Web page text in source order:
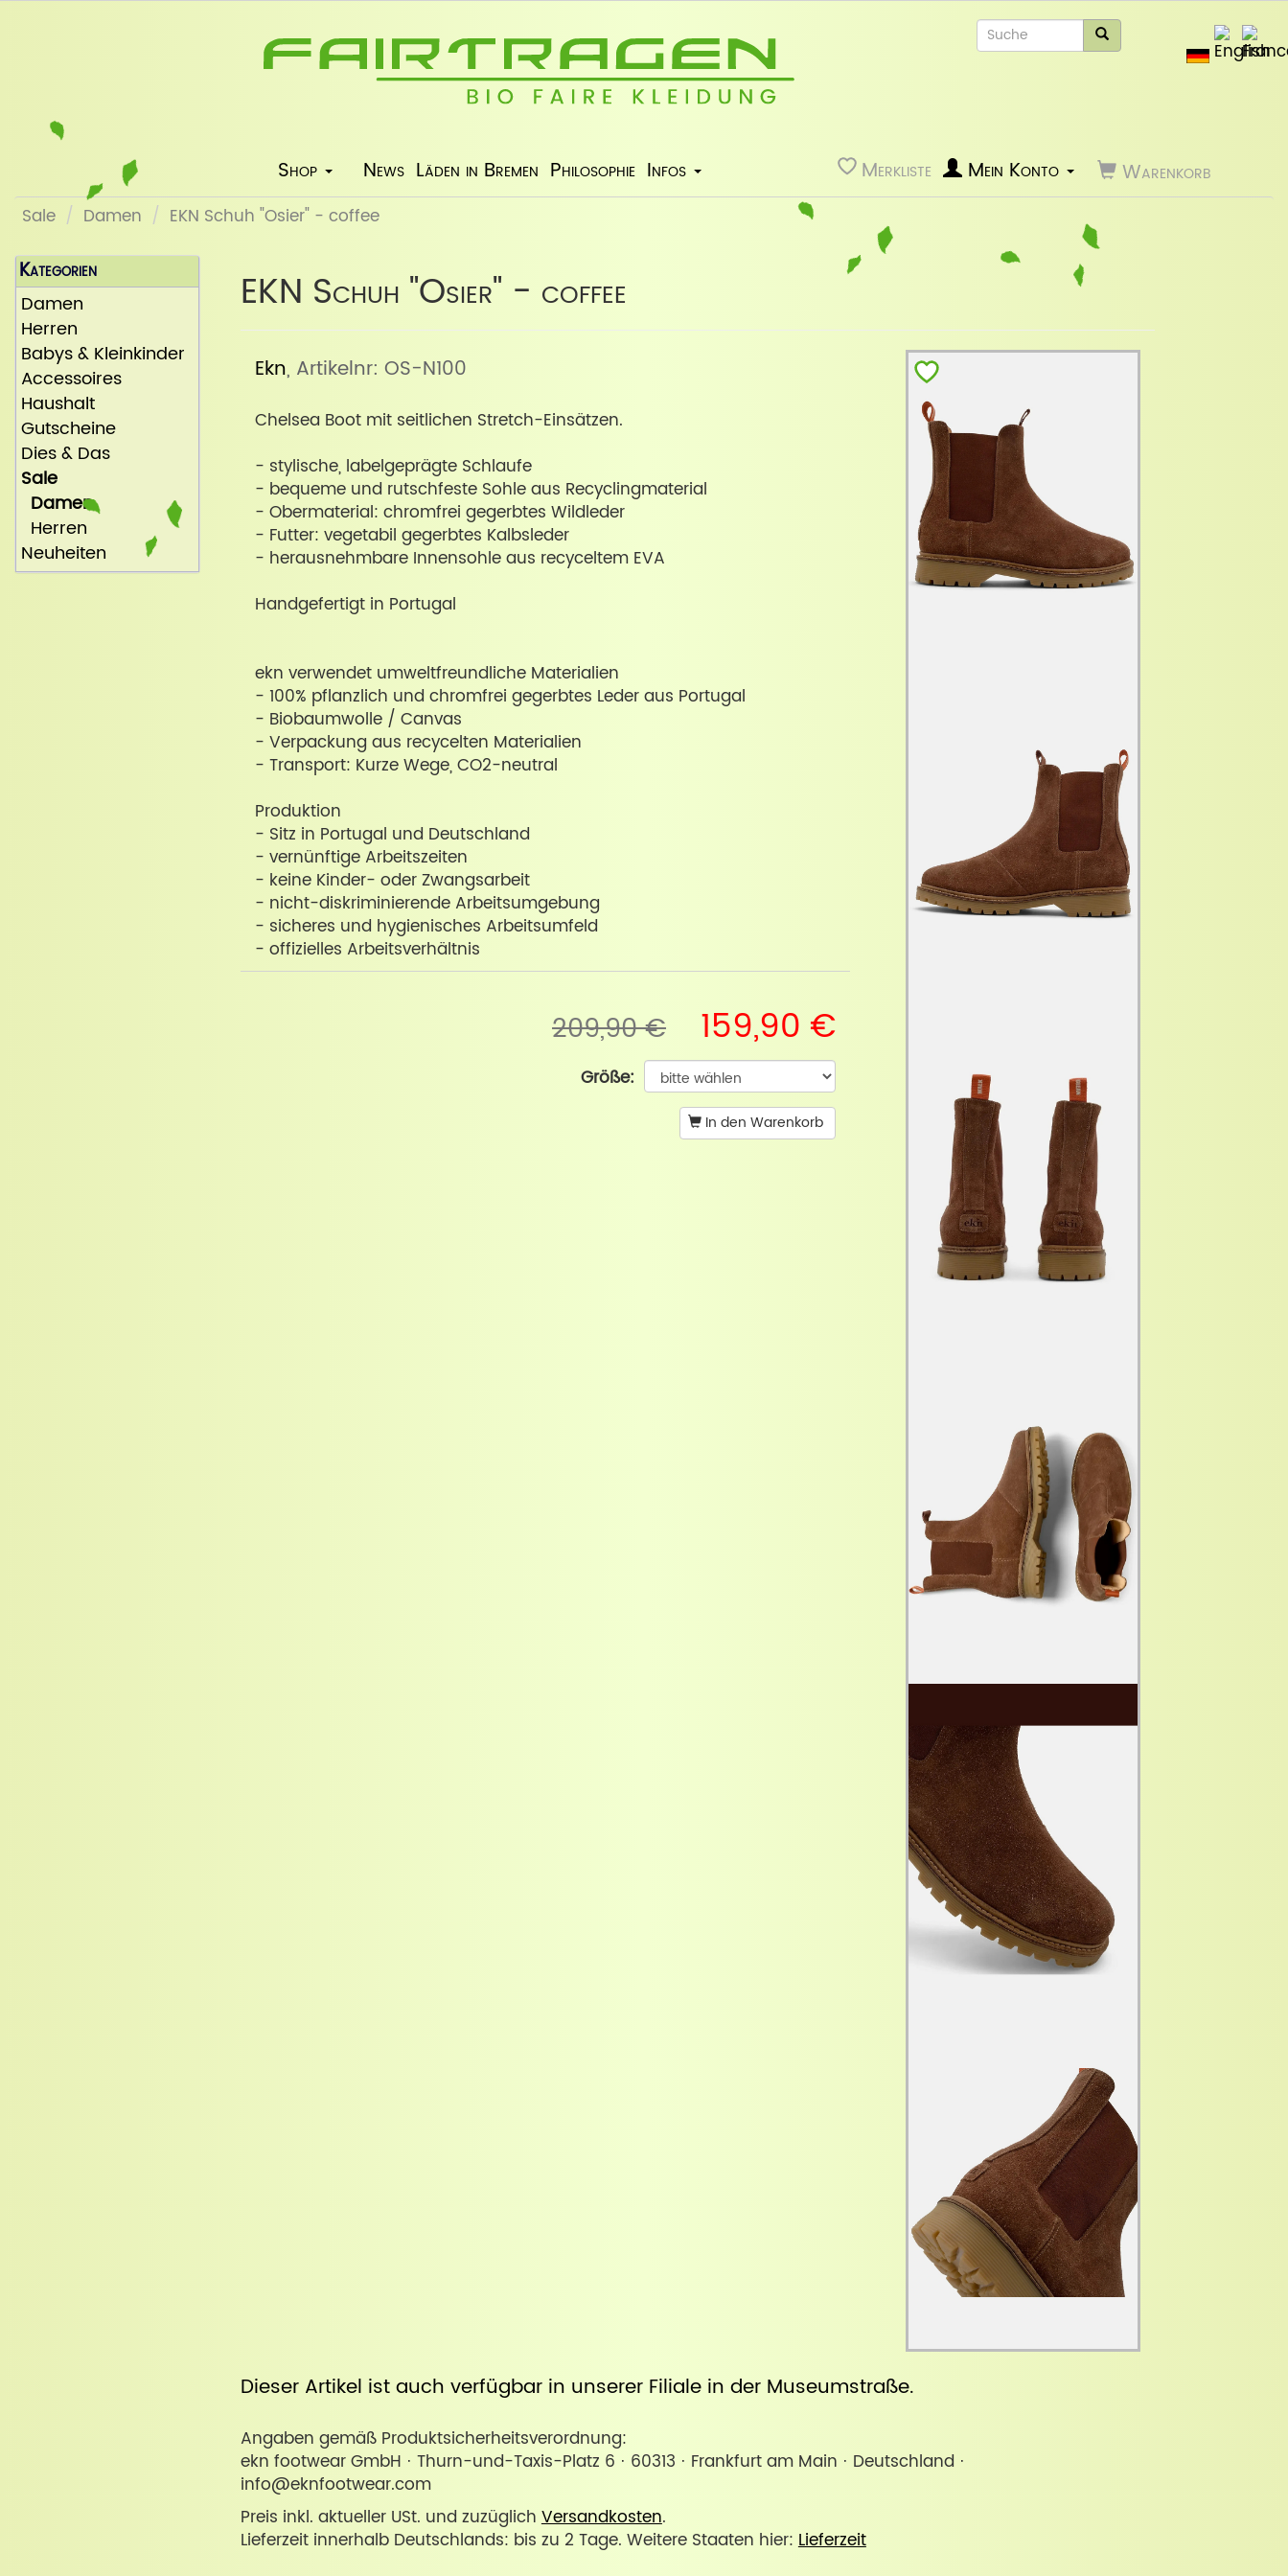
Shop News Läden in Bremen Philosophie Infos Merkliste Warenkorb
Mein Konto
Sale Damen EKN Schuh "Osier" - coffee
EKN Schuh "Osier" - coffee
Ekn, Artikelnr: OS-N100
Chelsea Boot mit seitlichen Stretch-Einsätzen.
- stylische, labelgeprägte Schlaufe
- bequeme und rutschfeste Sohle aus Recyclingmaterial
- Obermaterial: chromfrei gegerbtes Wildleder
- Futter: vegetabil gegerbtes Kalbsleder
- herausnehmbare Innensohle aus recyceltem EVA
Handgefertigt in Portugal
ekn verwendet umweltfreundliche Materialien
- 100% pflanzlich und chromfrei gegerbtes Leder aus Portugal
- Biobaumwolle / Canvas
- Verpackung aus recycelten Materialien
- Transport: Kurze Wege, CO2-neutral
Produktion
- Sitz in Portugal und Deutschland
- vernünftige Arbeitszeiten
- keine Kinder- oder Zwangsarbeit
- nicht-diskriminierende Arbeitsumgebung
- sicheres und hygienisches Arbeitsumfeld
- offizielles Arbeitsverhältnis
209,90 € 159,90 €
Größe:
In den Warenkorb
Dieser Artikel ist auch verfügbar in unserer Filiale in der Museumstraße.
Angaben gemäß Produktsicherheitsverordnung:
ekn footwear GmbH · Thurn-und-Taxis-Platz 6 · 60313 · Frankfurt am Main · Deutschland ·
info@eknfootwear.com
Preis inkl. aktueller USt. und zuzüglichVersandkosten.
Lieferzeit innerhalb Deutschlands: bis zu 2 Tage. Weitere Staaten hier:Lieferzeit
Kategorien
Damen
Herren
Babys & Kleinkinder
Accessoires
Haushalt
Gutscheine
Dies & Das
Sale
Damen
Herren
Neuheiten